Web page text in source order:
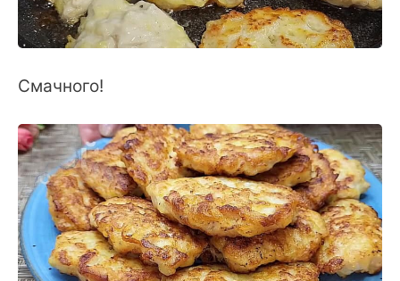
Смачного!